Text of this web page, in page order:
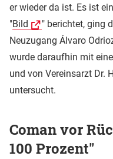
er wieder da ist. Es ist
"Bild
" berichtet, ging
Neuzugang Álvaro
wurde daraufhin mit
und von Vereinsarzt Dr.
untersucht.
Coman vor
100 Prozent"